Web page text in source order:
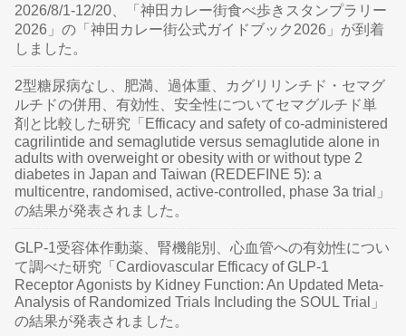
2026/8/1-12/20、「神田カレー街食べ歩きスタンプラリー
2026」の「神田カレー街公式ガイドブック2026」が到着
しました。
2型糖尿病なし、肥満、過体重、カグリリンチド・セマグ
ルチドの併用、有効性、安全性についてセマグルチド単
剤と比較した研究「Efficacy and safety of co-administered
cagrilintide and semaglutide versus semaglutide alone in
adults with overweight or obesity with or without type 2
diabetes in Japan and Taiwan (REDEFINE 5): a
multicentre, randomised, active-controlled, phase 3a trial」
の結果が発表されました。
GLP-1受容体作動薬、腎機能別、心血管への有効性につい
て調べた研究「Cardiovascular Efficacy of GLP-1
Receptor Agonists by Kidney Function: An Updated Meta-
Analysis of Randomized Trials Including the SOUL Trial」
の結果が発表されました。